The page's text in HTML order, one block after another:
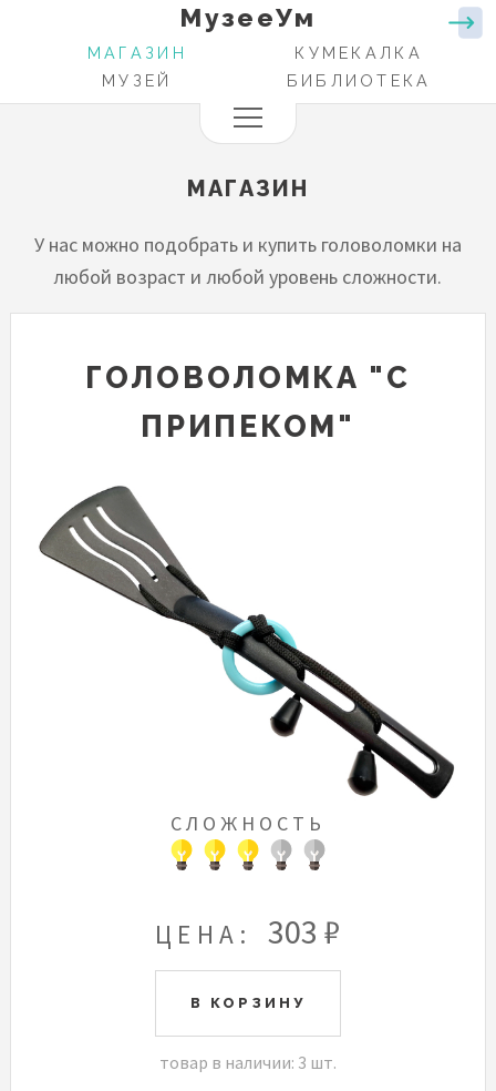
МузееУм
ОСНОВНАЯ
НАВИГАЦИЯ
МУЗЕЙ БИБЛИОТЕКА
МАГАЗИН КУМЕКАЛКА
ГОЛОВОЛОМКА "С
ПРИПЕКОМ"
СЛОЖНОСТЬ
ЦЕНА: 303 ₽
товар в наличии: 3 шт.
МАГАЗИН
У нас можно подобрать и купить головоломки на
любой возраст и любой уровень сложности.